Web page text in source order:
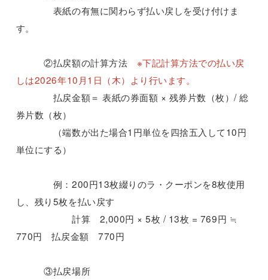
表紙の有無に関わらず払い戻しを受け付けま
す。
②払戻額の計算方法 ※下記計算方法での払い戻
しは2026年10月1日（木）より行います。
払戻金額＝ 表紙の券面額 × 残券片数（枚）/ 総
券片数（枚）
（端数が出た場合1円単位を四捨五入して10円
単位にする）
例：200円13枚綴りのラ・クーポンを8枚使用
し、残り5枚を払い戻す
計算 2,000円 × 5枚 / 13枚 = 769円 ≒
770円 払戻金額 770円
③払戻場所